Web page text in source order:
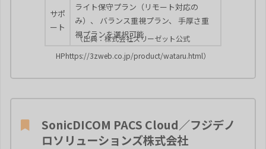
サポ
ート
ライト保守プラン（リモート対応の
み）、 バランス重視プラン、 手厚さ重
視プランを選択可能
（出典：株式会社スリーゼット公式
HPhttps://3zweb.co.jp/product/wataru.html）
SonicDICOM PACS Cloud／フジデノ
ロソリューションズ株式会社